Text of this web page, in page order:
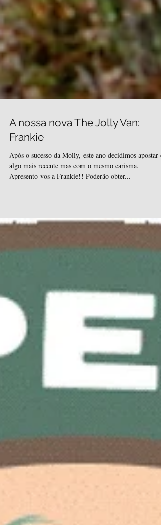
A nossa nova The Jolly Van:
Frankie
algo mais recente mas com o mesmo carisma.
Apresento-vos a Frankie!! Poderão obter...